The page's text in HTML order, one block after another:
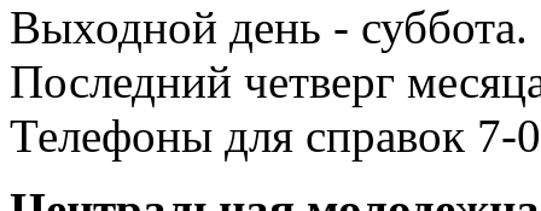
Выходной день - суббота.
Последний четверг
Телефоны для справок 7-